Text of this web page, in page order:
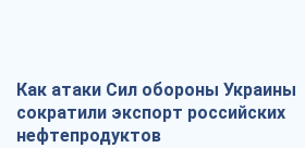
Как атаки Сил обороны Украины
сократили экспорт российских
нефтепродуктов